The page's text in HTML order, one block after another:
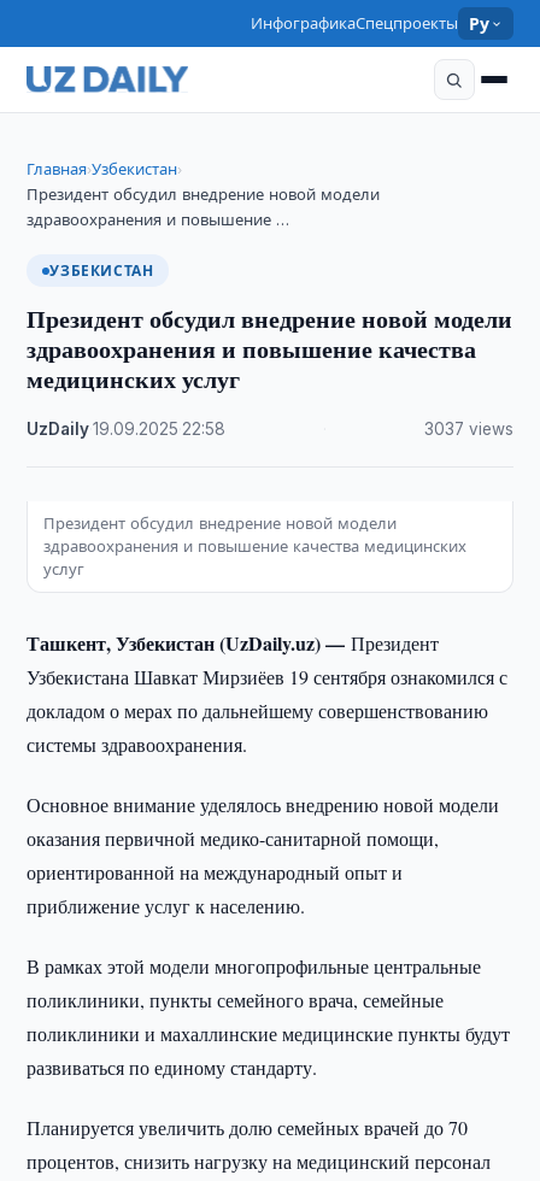
ИнфографикаСпецпроекты Ру
Главная›Узбекистан›
Президент обсудил внедрение новой модели
здравоохранения и повышение …
УЗБЕКИСТАН
Президент обсудил внедрение новой модели
здравоохранения и повышение качества
медицинских услуг
UzDaily·19.09.2025 22:58 3037 views
Президент обсудил внедрение новой модели
здравоохранения и повышение качества медицинских
услуг
Ташкент, Узбекистан (UzDaily.uz) —Президент
Узбекистана Шавкат Мирзиёев 19 сентября ознакомился с
докладом о мерах по дальнейшему совершенствованию
системы здравоохранения.
Основное внимание уделялось внедрению новой модели
оказания первичной медико-санитарной помощи,
ориентированной на международный опыт и
приближение услуг к населению.
В рамках этой модели многопрофильные центральные
поликлиники, пункты семейного врача, семейные
поликлиники и махаллинские медицинские пункты будут
развиваться по единому стандарту.
Планируется увеличить долю семейных врачей до 70
процентов, снизить нагрузку на медицинский персонал